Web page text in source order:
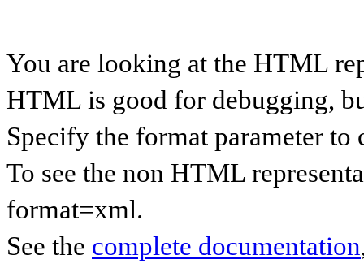
You are looking at the HTML
HTML is good for debugging,
Specify the format parameter to
To see the non HTML
format=xml.
See the complete documentation